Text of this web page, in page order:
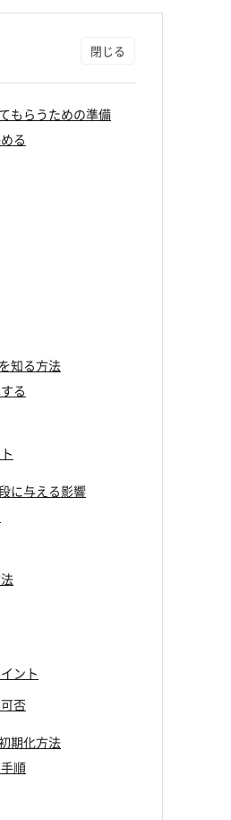
もらうための準備
る
知る方法
る
に与える影響
ント
否
期化方法
順